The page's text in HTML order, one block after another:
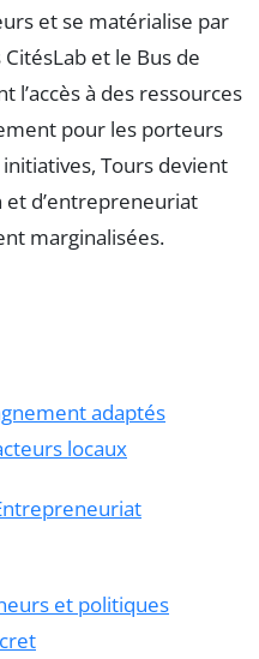
et se matérialise par
et le Bus de
l’accès à des ressources
pour les porteurs
Tours devient
et d’entrepreneuriat
marginalisées.
adaptés
locaux
et politiques